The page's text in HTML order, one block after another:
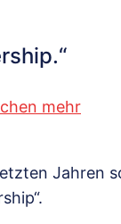
Jahren